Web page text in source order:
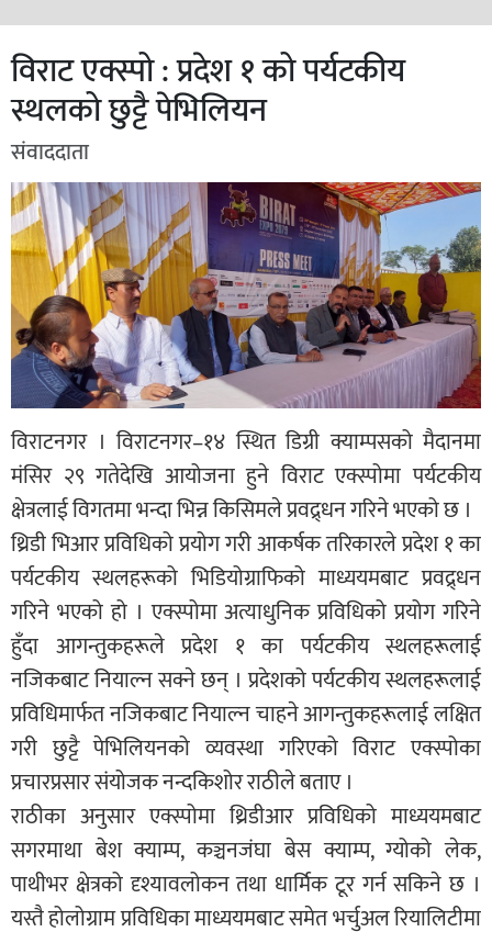
विराट एक्स्पो : प्रदेश १ को पर्यटकीय
स्थलको छुट्टै पेभिलियन
संवाददाता
विराटनगर । विराटनगर–१४ स्थित डिग्री क्याम्पसको मैदानमा
मंसिर २९ गतेदेखि आयोजना हुने विराट एक्स्पोमा पर्यटकीय
क्षेत्रलाई विगतमा भन्दा भिन्न किसिमले प्रवद्र्धन गरिने भएको छ ।
थ्रिडी भिआर प्रविधिको प्रयोग गरी आकर्षक तरिकारले प्रदेश १ का
पर्यटकीय स्थलहरूको भिडियोग्राफिको माध्ययमबाट प्रवद्र्धन
गरिने भएको हो । एक्स्पोमा अत्याधुनिक प्रविधिको प्रयोग गरिने
हुँदा आगन्तुकहरूले प्रदेश १ का पर्यटकीय स्थलहरूलाई
नजिकबाट नियाल्न सक्ने छन् । प्रदेशको पर्यटकीय स्थलहरूलाई
प्रविधिमार्फत नजिकबाट नियाल्न चाहने आगन्तुकहरूलाई लक्षित
गरी छुट्टै पेभिलियनको व्यवस्था गरिएको विराट एक्स्पोका
प्रचारप्रसार संयोजक नन्दकिशोर राठीले बताए ।
राठीका अनुसार एक्स्पोमा थ्रिडीआर प्रविधिको माध्ययमबाट
सगरमाथा बेश क्याम्प, कञ्चनजंघा बेस क्याम्प, ग्योको लेक,
पाथीभर क्षेत्रको दृश्यावलोकन तथा धार्मिक टूर गर्न सकिने छ ।
यस्तै होलोग्राम प्रविधिका माध्ययमबाट समेत भर्चुअल रियालिटीमा